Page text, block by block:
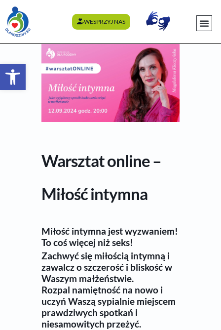
WESPRZYJ NAS
Warsztat online –
Miłość intymna
Miłość intymna jest wyzwaniem!
To coś więcej niż seks!
Zachwyć się miłością intymną i
zawalcz o szczerość i bliskość w
Waszym małżeństwie.
Rozpal namiętność na nowo i
uczyń Waszą sypialnie miejscem
prawdziwych spotkań i
niesamowitych przeżyć.
Otwórz pasek narzędzi